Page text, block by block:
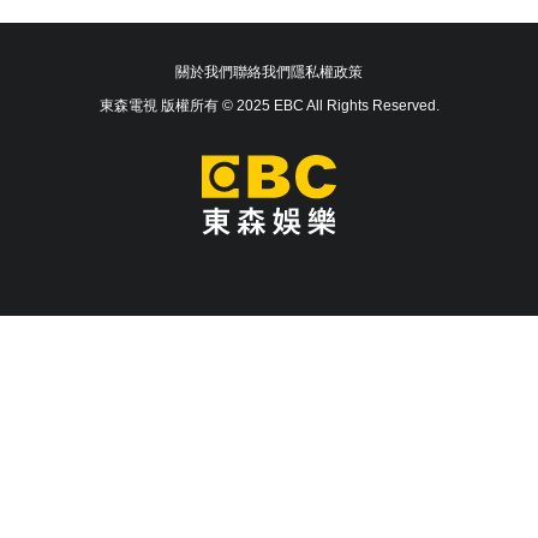
關於我們聯絡我們隱私權政策
東森電視 版權所有 © 2025 EBC All Rights Reserved.